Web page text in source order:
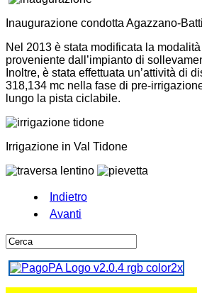
Inaugurazione condotta Agazzano-
Nel 2013 è stata modificata la
proveniente dall’impianto di
Inoltre, è stata effettuata un’attività di
318,134 mc nella fase di pre-
lungo la pista ciclabile.
Irrigazione in Val Tidone
Indietro
Avanti